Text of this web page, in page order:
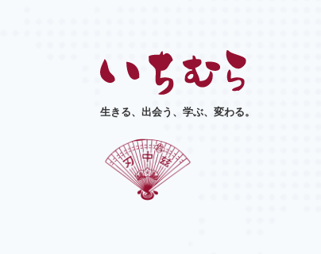
生きる、出会う、学ぶ、変わる。